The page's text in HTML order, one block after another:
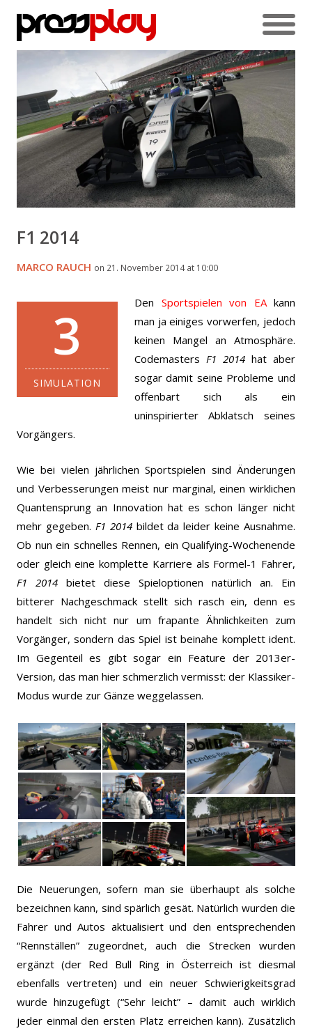
F1 2014
MARCO RAUCH on 21. November 2014 at 10:00
3
SIMULATION
Den Sportspielen von EAkann
man ja einiges vorwerfen, jedoch
keinen Mangel an Atmosphäre.
Codemasters F1 2014 hat aber
sogar damit seine Probleme und
offenbart sich als ein
uninspirierter Abklatsch seines
Vorgängers.
Wie bei vielen jährlichen Sportspielen sind Änderungen
und Verbesserungen meist nur marginal, einen wirklichen
Quantensprung an Innovation hat es schon länger nicht
mehr gegeben. F1 2014bildet da leider keine Ausnahme.
Ob nun ein schnelles Rennen, ein Qualifying-Wochenende
oder gleich eine komplette Karriere als Formel-1 Fahrer,
F1 2014 bietet diese Spieloptionen natürlich an. Ein
bitterer Nachgeschmack stellt sich rasch ein, denn es
handelt sich nicht nur um frapante Ähnlichkeiten zum
Vorgänger, sondern das Spiel ist beinahe komplett ident.
Im Gegenteil es gibt sogar ein Feature der 2013er-
Version, das man hier schmerzlich vermisst: der Klassiker-
Modus wurde zur Gänze weggelassen.
Die Neuerungen, sofern man sie überhaupt als solche
bezeichnen kann, sind spärlich gesät. Natürlich wurden die
Fahrer und Autos aktualisiert und den entsprechenden
“Rennställen” zugeordnet, auch die Strecken wurden
ergänzt (der Red Bull Ring in Österreich ist diesmal
ebenfalls vertreten) und ein neuer Schwierigkeitsgrad
wurde hinzugefügt (“Sehr leicht” – damit auch wirklich
jeder einmal den ersten Platz erreichen kann). Zusätzlich